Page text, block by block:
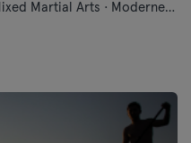
Boxsport · Fitness · Free Fight · Mixed Martial Arts · Moderne Selbstverteidigung · Qi Gong und Tai Chi · Traditionell-Asiatische Kampfkünste